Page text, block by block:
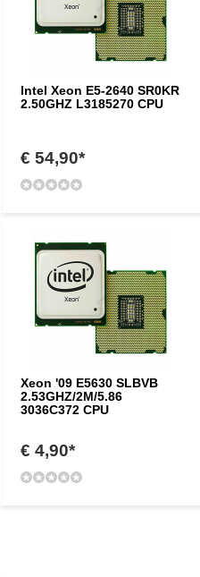
Intel Xeon E5-2640 SR0KR
2.50GHZ L3185270 CPU
€ 54,90*
Xeon '09 E5630 SLBVB
2.53GHZ/2M/5.86
3036C372 CPU
€ 4,90*